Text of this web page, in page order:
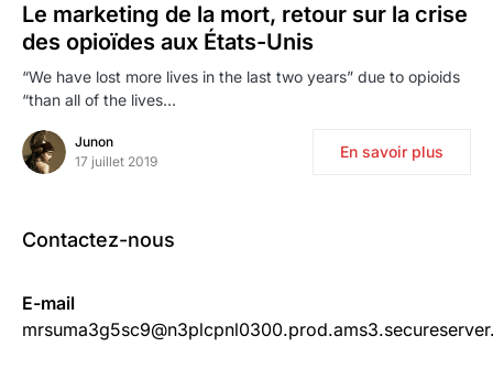
Le marketing de la mort, retour sur la crise
des opioïdes aux États-Unis
“We have lost more lives in the last two years” due to opioids
“than all of the lives…
Junon
17 juillet 2019
En savoir plus
Contactez-nous
E-mail